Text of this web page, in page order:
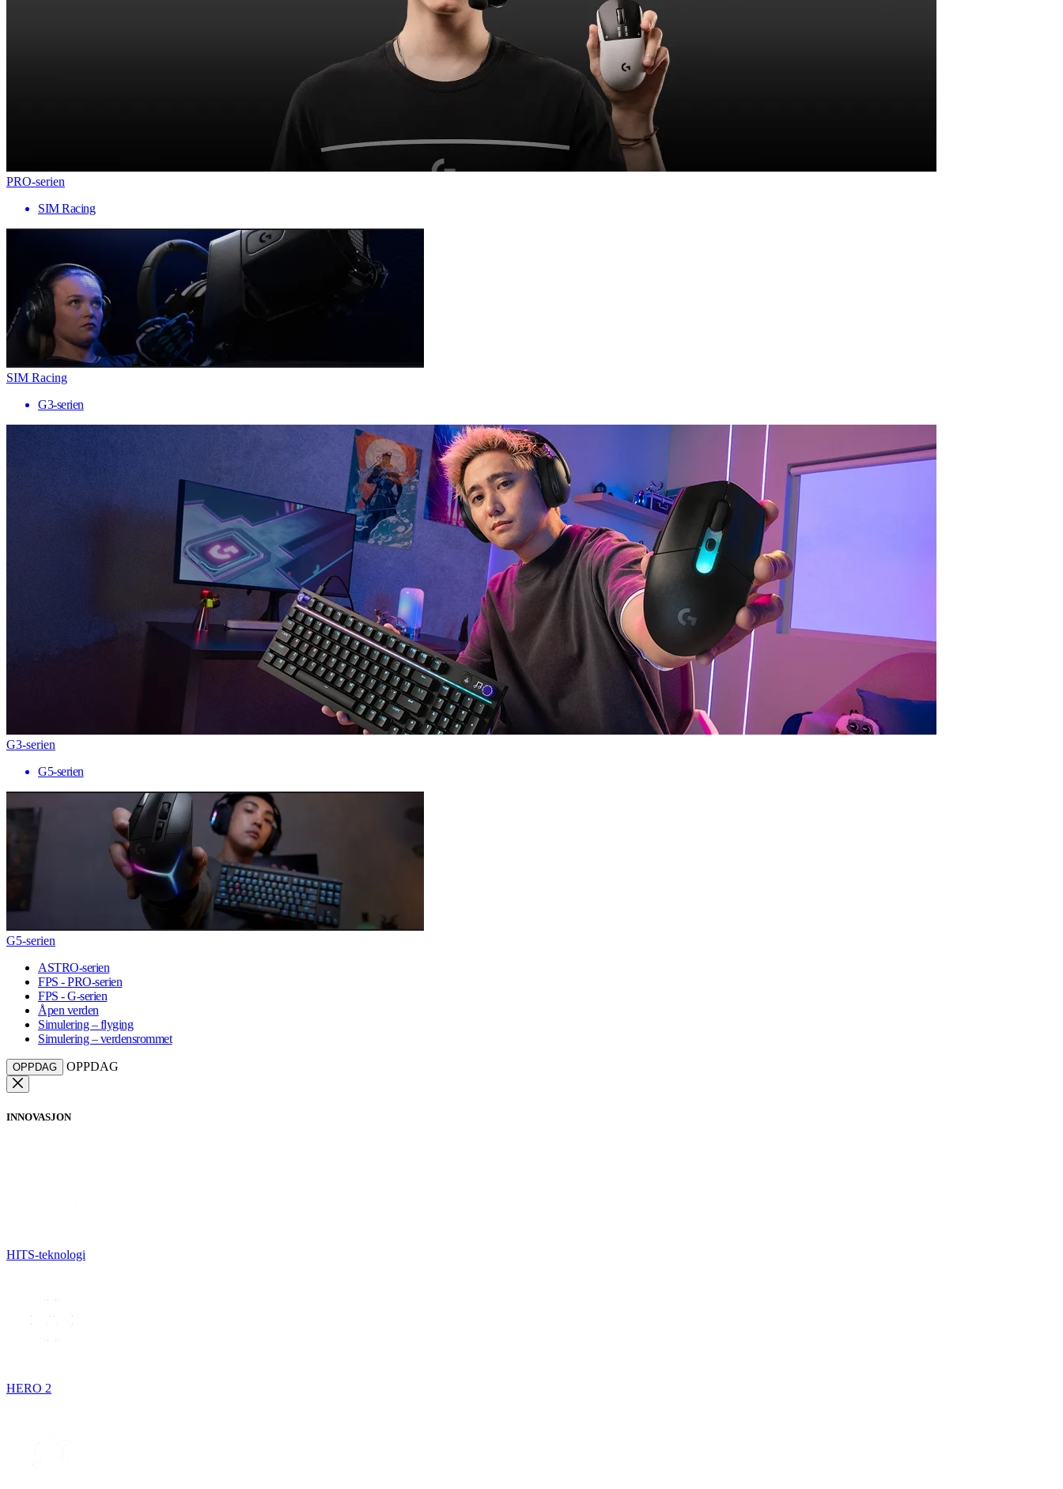
PRO-serien
SIM Racing
SIM Racing
G3-serien
G3-serien
G5-serien
G5-serien
ASTRO-serien
FPS - PRO-serien
FPS - G-serien
Åpen verden
Simulering – flyging
Simulering – verdensrommet
OPPDAG OPPDAG
INNOVASJON
HITS-teknologi
HERO 2